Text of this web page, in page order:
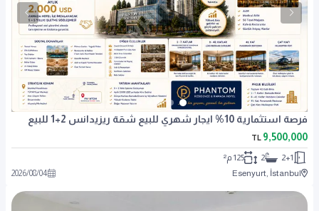
فرصة استثمارية 10% ايجار شهري للبيع شقة ريزيدانس 2+1 للبيع
9,500,000
TL
2+1
2
125 م²
Esenyurt, İstanbul
2026/08/04